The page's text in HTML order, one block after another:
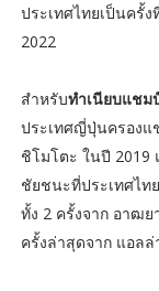
ประเทศไทยเป็นครั้
2022
สำหรับทำเนียบแชม
ประเทศญี่ปุ่นครองแ
ชิโมโตะ ในปี 2019
ชัยชนะที่ประเทศไท
ทั้ง 2 ครั้งจาก อาฒ
ครั้งล่าสุดจาก แอล